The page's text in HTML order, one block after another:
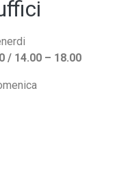
/ 14.00 – 18.00